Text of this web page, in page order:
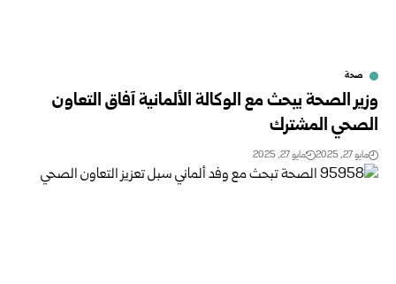
صحة
وزير الصحة يبحث مع الوكالة الألمانية آفاق التعاون
الصحي المشترك
مايو 27, 2025 مايو 27, 2025